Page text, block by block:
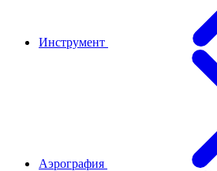
Инструмент
Аэрография